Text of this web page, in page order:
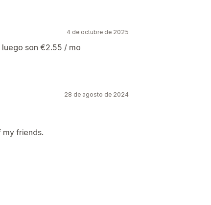
4 de octubre de 2025
luego son €2.55 / mo
28 de agosto de 2024
friends.